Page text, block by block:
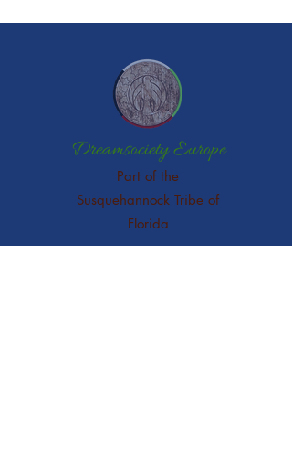
Dreamsociety Europe
Part of the
Susquehannock Tribe of
Florida